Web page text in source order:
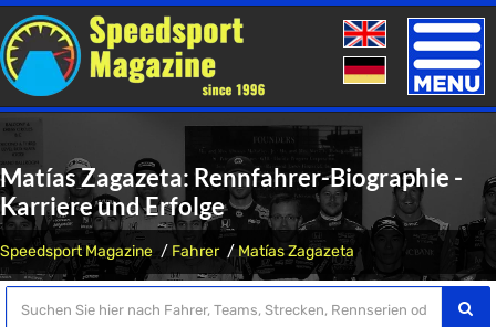
Toggle
Matías Zagazeta: Rennfahrer-Biographie -
Karriere und Erfolge
Speedsport Magazine Fahrer Matías Zagazeta